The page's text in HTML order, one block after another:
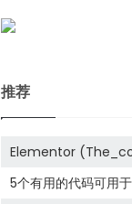
推荐
Elementor
域
5个有用的代码可用